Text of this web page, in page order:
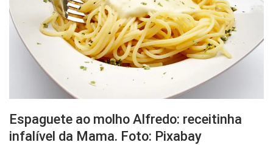
Espaguete ao molho Alfredo: receitinha
infalível da Mama. Foto: Pixabay